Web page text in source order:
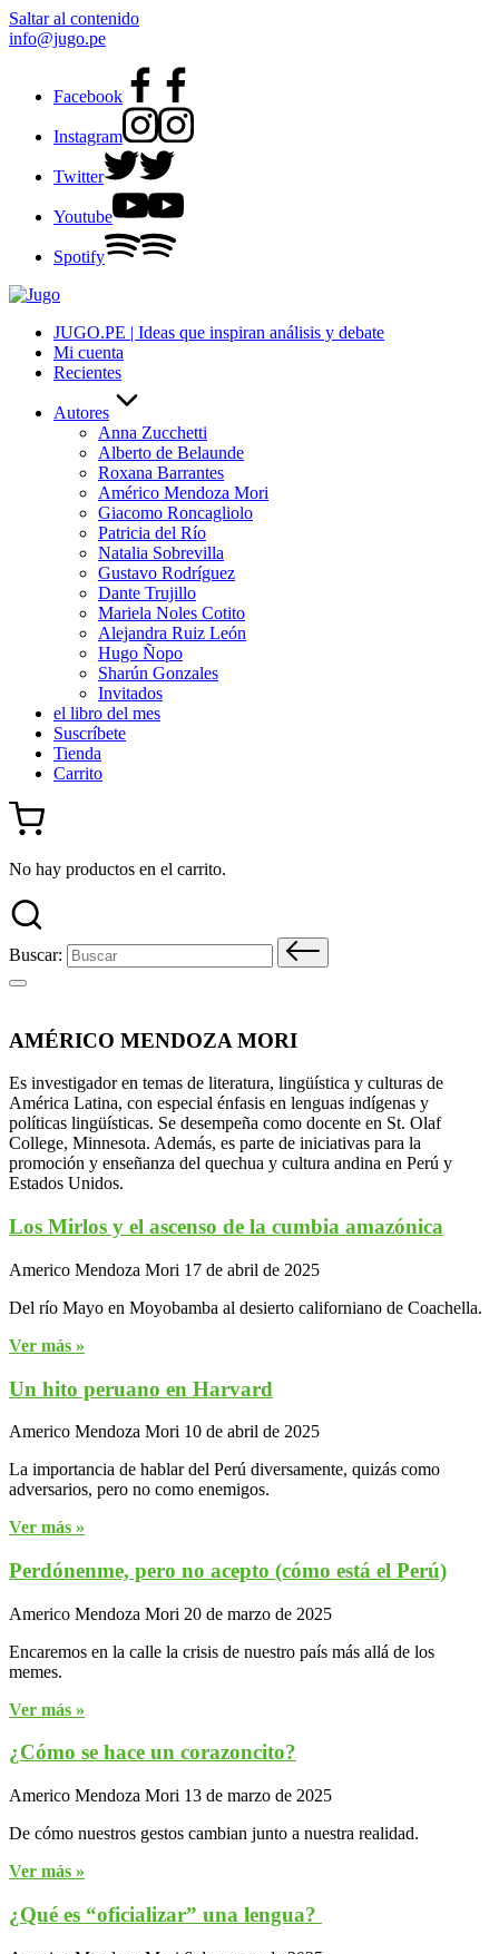
Saltar al contenido
info@jugo.pe
Facebook
Instagram
Twitter
Youtube
Spotify
JUGO.PE | Ideas que inspiran análisis y debate
Mi cuenta
Recientes
Autores
Anna Zucchetti
Alberto de Belaunde
Roxana Barrantes
Américo Mendoza Mori
Giacomo Roncagliolo
Patricia del Río
Natalia Sobrevilla
Gustavo Rodríguez
Dante Trujillo
Mariela Noles Cotito
Alejandra Ruiz León
Hugo Ñopo
Sharún Gonzales
Invitados
el libro del mes
Suscríbete
Tienda
Carrito
No hay productos en el carrito.
Buscar:
AMÉRICO MENDOZA MORI
Es investigador en temas de literatura, lingüística y culturas de
América Latina, con especial énfasis en lenguas indígenas y
políticas lingüísticas. Se desempeña como docente en St. Olaf
College, Minnesota. Además, es parte de iniciativas para la
promoción y enseñanza del quechua y cultura andina en Perú y
Estados Unidos.
Los Mirlos y el ascenso de la cumbia amazónica
Americo Mendoza Mori 17 de abril de 2025
Del río Mayo en Moyobamba al desierto californiano de Coachella.
Ver más »
Un hito peruano en Harvard
Americo Mendoza Mori 10 de abril de 2025
La importancia de hablar del Perú diversamente, quizás como
adversarios, pero no como enemigos.
Ver más »
Perdónenme, pero no acepto (cómo está el Perú)
Americo Mendoza Mori 20 de marzo de 2025
Encaremos en la calle la crisis de nuestro país más allá de los
memes.
Ver más »
¿Cómo se hace un corazoncito?
Americo Mendoza Mori 13 de marzo de 2025
De cómo nuestros gestos cambian junto a nuestra realidad.
Ver más »
¿Qué es “oficializar” una lengua?